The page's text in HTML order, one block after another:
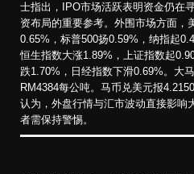
士指出，IPO市场活跃表明资金仍在
资布局的重要参考。外围市场方面，
0.65%，标普500扬0.59%，纳指起
恒生指数大涨1.89%，上证指数起
跌1.70%，日经指数下滑0.69%。大
RM4384每公吨。马币兑美元报
认为，外盘行情与汇市波动直接影响
者需保持警惕。